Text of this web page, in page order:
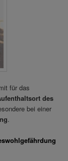
für das
des
bei einer
.